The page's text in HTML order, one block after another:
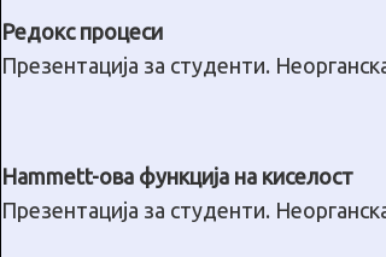
Редокс процеси
Презентација за студенти.
Hammett-oва функција на киселост
Презентација за студенти.